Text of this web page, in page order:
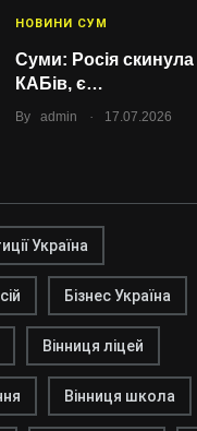
НОВИНИ СУМ
Суми: Росія скинула
КАБів, є…
By admin . 17.07.2026
Україна
Бізнес Україна
Вінниця ліцей
Вінниця школа